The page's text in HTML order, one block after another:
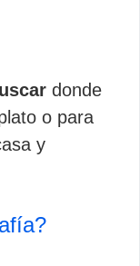
donde
o para
y